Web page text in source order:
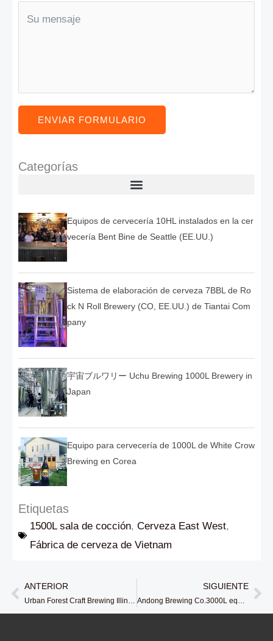
ENVIAR FORMULARIO
Categorías
Equipos de cervecería 10HL instalados en la cer
vecería Bent Bine de Seattle (EE.UU.)
Sistema de elaboración de cerveza 7BBL de Ro
ck N Roll Brewery (CO, EE.UU.) de Tiantai Com
pany
宇宙ブルワリー Uchu Brewing 1000L Brewery in
Japan
Equipo para cervecería de 1000L de White Crow
Brewing en Corea
Etiquetas
1500L sala de cocción, Cerveza East West,
Fábrica de cerveza de Vietnam
Anterior
ANTERIOR
Urban Forest Craft Brewing Illinois USA Completamente Equipado 5BBL Sistema Cervecero
SIGUIENTE
Andong Brewing Co.3000L equipo de cervecería en corea